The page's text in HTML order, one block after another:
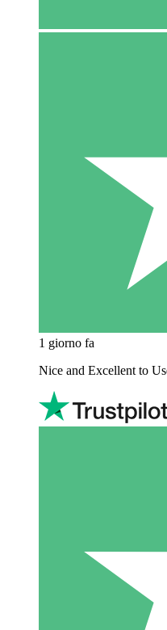
1 giorno fa
Nice and Excellent to